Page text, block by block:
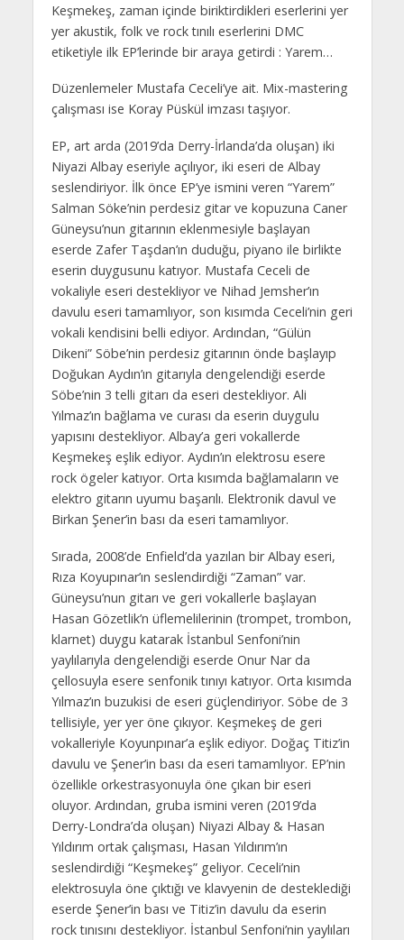
Keşmekeş, zaman içinde biriktirdikleri eserlerini yer
yer akustik, folk ve rock tınılı eserlerini DMC
etiketiyle ilk EP’lerinde bir araya getirdi : Yarem…
Düzenlemeler Mustafa Ceceli’ye ait. Mix-mastering
çalışması ise Koray Püskül imzası taşıyor.
EP, art arda (2019’da Derry-İrlanda’da oluşan) iki
Niyazi Albay eseriyle açılıyor, iki eseri de Albay
seslendiriyor. İlk önce EP’ye ismini veren “Yarem”
Salman Söke’nin perdesiz gitar ve kopuzuna Caner
Güneysu’nun gitarının eklenmesiyle başlayan
eserde Zafer Taşdan’ın duduğu, piyano ile birlikte
eserin duygusunu katıyor. Mustafa Ceceli de
vokaliyle eseri destekliyor ve Nihad Jemsher’ın
davulu eseri tamamlıyor, son kısımda Ceceli’nin geri
vokali kendisini belli ediyor. Ardından, “Gülün
Dikeni” Söbe’nin perdesiz gitarının önde başlayıp
Doğukan Aydın’ın gitarıyla dengelendiği eserde
Söbe’nin 3 telli gitarı da eseri destekliyor. Ali
Yılmaz’ın bağlama ve curası da eserin duygulu
yapısını destekliyor. Albay’a geri vokallerde
Keşmekeş eşlik ediyor. Aydın’ın elektrosu esere
rock ögeler katıyor. Orta kısımda bağlamaların ve
elektro gitarın uyumu başarılı. Elektronik davul ve
Birkan Şener’in bası da eseri tamamlıyor.
Sırada, 2008’de Enfield’da yazılan bir Albay eseri,
Rıza Koyupınar’ın seslendirdiği “Zaman” var.
Güneysu’nun gitarı ve geri vokallerle başlayan
Hasan Gözetlik’n üflemelilerinin (trompet, trombon,
klarnet) duygu katarak İstanbul Senfoni’nin
yaylılarıyla dengelendiği eserde Onur Nar da
çellosuyla esere senfonik tınıyı katıyor. Orta kısımda
Yılmaz’ın buzukisi de eseri güçlendiriyor. Söbe de 3
tellisiyle, yer yer öne çıkıyor. Keşmekeş de geri
vokalleriyle Koyunpınar’a eşlik ediyor. Doğaç Titiz’in
davulu ve Şener’in bası da eseri tamamlıyor. EP’nin
özellikle orkestrasyonuyla öne çıkan bir eseri
oluyor. Ardından, gruba ismini veren (2019’da
Derry-Londra’da oluşan) Niyazi Albay & Hasan
Yıldırım ortak çalışması, Hasan Yıldırım’ın
seslendirdiği “Keşmekeş” geliyor. Ceceli’nin
elektrosuyla öne çıktığı ve klavyenin de desteklediği
eserde Şener’in bası ve Titiz’in davulu da eserin
rock tınısını destekliyor. İstanbul Senfoni’nin yaylıları